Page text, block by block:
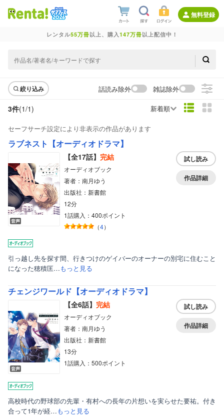
無料登録
レンタル55万冊以上、購入147万冊以上配信中！
絞り込み 話読み除外 雑誌除外
3件(1/1) 新着順
セーフサーチ設定により非表示の作品があります
ラブネスト【オーディオドラマ】
音声
【全17話】 完結
オーディオブック
著者：南月ゆう
出版社：新書館
12分
1話購入：400ポイント
（4）
試し読み
作品詳細
引っ越し先を探す間、行きつけのゲイバーのオーナーの別宅に住むこと
になった穂積匡…もっと見る
チェンジワールド【オーディオドラマ】
音声
【全6話】 完結
オーディオブック
著者：南月ゆう
出版社：新書館
13分
1話購入：500ポイント
試し読み
作品詳細
高校時代の野球部の先輩・有村への長年の片想いを実らせた要祐。付き
合って1年が経…もっと見る